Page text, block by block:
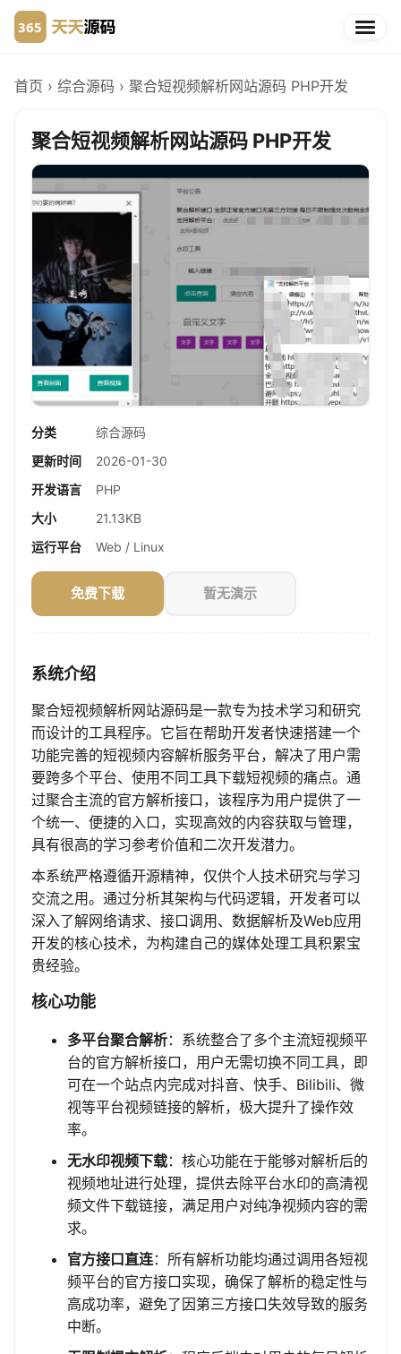
首页 › 综合源码 › 聚合短视频解析网站源码 PHP开发
聚合短视频解析网站源码 PHP开发
分类
综合源码
更新时间
2026-01-30
开发语言
PHP
大小
21.13KB
运行平台
Web / Linux
免费下载 暂无演示
系统介绍
聚合短视频解析网站源码是一款专为技术学习和研究
而设计的工具程序。它旨在帮助开发者快速搭建一个
功能完善的短视频内容解析服务平台，解决了用户需
要跨多个平台、使用不同工具下载短视频的痛点。通
过聚合主流的官方解析接口，该程序为用户提供了一
个统一、便捷的入口，实现高效的内容获取与管理，
具有很高的学习参考价值和二次开发潜力。
本系统严格遵循开源精神，仅供个人技术研究与学习
交流之用。通过分析其架构与代码逻辑，开发者可以
深入了解网络请求、接口调用、数据解析及Web应用
开发的核心技术，为构建自己的媒体处理工具积累宝
贵经验。
核心功能
多平台聚合解析：系统整合了多个主流短视频平
台的官方解析接口，用户无需切换不同工具，即
可在一个站点内完成对抖音、快手、Bilibili、微
视等平台视频链接的解析，极大提升了操作效
率。
无水印视频下载：核心功能在于能够对解析后的
视频地址进行处理，提供去除平台水印的高清视
频文件下载链接，满足用户对纯净视频内容的需
求。
官方接口直连：所有解析功能均通过调用各短视
频平台的官方接口实现，确保了解析的稳定性与
高成功率，避免了因第三方接口失效导致的服务
中断。